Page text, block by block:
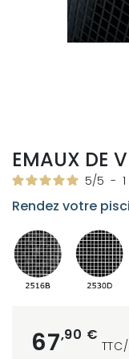
EMAUX DE
5/5 - 1
Rendez votre
67,90 €